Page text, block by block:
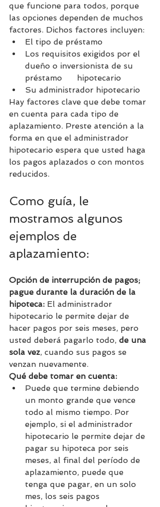
que funcione para todos, porque
las opciones dependen de muchos
factores. Dichos factores incluyen:
El tipo de préstamo
Los requisitos exigidos por el
dueño o inversionista de su
préstamo      hipotecario
Su administrador hipotecario
Hay factores clave que debe tomar
en cuenta para cada tipo de
aplazamiento. Preste atención a la
forma en que el administrador
hipotecario espera que usted haga
los pagos aplazados o con montos
reducidos.
Como guía, le
mostramos algunos
ejemplos de
aplazamiento:
Opción de interrupción de pagos;
pague durante la duración de la
hipoteca: El administrador
hipotecario le permite dejar de
hacer pagos por seis meses, pero
usted deberá pagarlo todo, de una
sola vez, cuando sus pagos se
venzan nuevamente.
Qué debe tomar en cuenta:
Puede que termine debiendo
un monto grande que vence
todo al mismo tiempo. Por
ejemplo, si el administrador
hipotecario le permite dejar de
pagar su hipoteca por seis
meses, al final del período de
aplazamiento, puede que
tenga que pagar, en un solo
mes, los seis pagos